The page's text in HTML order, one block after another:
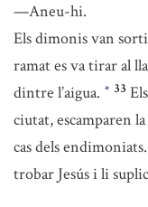
—Aneu-hi.
Els dimonis van
ramat es va tirar al
dintre l’aigua. * 33
ciutat, escamparen
cas dels endimoniats.
trobar Jesús i li